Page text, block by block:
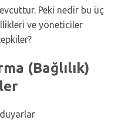
Peki nedir bu üç
ve yöneticiler
(Bağlılık)